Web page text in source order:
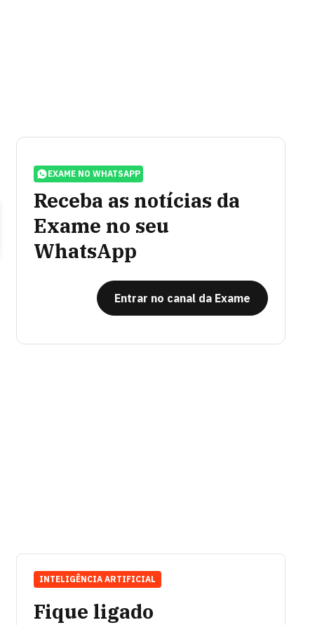
EXAME NO WHATSAPP
Receba as notícias da
Exame no seu
WhatsApp
Entrar no canal da Exame
Fique ligado
INTELIGÊNCIA ARTIFICIAL